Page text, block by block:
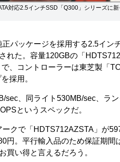
対応2.5インチSSD「Q300」シリーズに
パッケージを採用する2.5イン
れた。容量120GBの「
、コントローラーは東芝製「
採用。
、同ライト530MB/sec、ラ
というスペックだ。
クで「HDTS712AZSTA」が
円。平行輸入品のため保証期間
買い得と言えるだろう。